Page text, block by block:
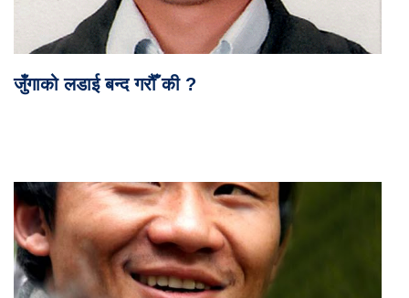
जुँगाको लडाई बन्द गरौँ की ?